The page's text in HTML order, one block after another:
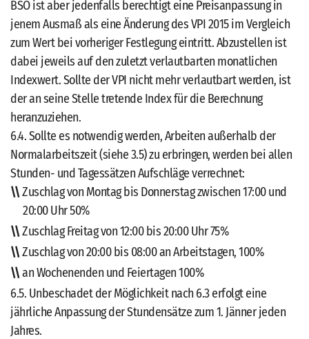
BSO ist aber jedenfalls berechtigt eine Preisanpassung in
jenem Ausmaß als eine Änderung des VPI 2015 im Vergleich
zum Wert bei vorheriger Festlegung eintritt. Abzustellen ist
dabei jeweils auf den zuletzt verlautbarten monatlichen
Indexwert. Sollte der VPI nicht mehr verlautbart werden, ist
der an seine Stelle tretende Index für die Berechnung
heranzuziehen.
6.4. Sollte es notwendig werden, Arbeiten außerhalb der
Normalarbeitszeit (siehe 3.5) zu erbringen, werden bei allen
Stunden- und Tagessätzen Aufschläge verrechnet:
Zuschlag von Montag bis Donnerstag zwischen 17:00 und
20:00 Uhr 50%
Zuschlag Freitag von 12:00 bis 20:00 Uhr 75%
Zuschlag von 20:00 bis 08:00 an Arbeitstagen, 100%
an Wochenenden und Feiertagen 100%
6.5. Unbeschadet der Möglichkeit nach 6.3 erfolgt eine
jährliche Anpassung der Stundensätze zum 1. Jänner jeden
Jahres.